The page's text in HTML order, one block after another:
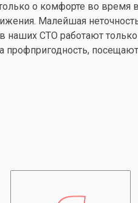
о комфорте во время
Малейшая
наших СТО работают
профпригодность,